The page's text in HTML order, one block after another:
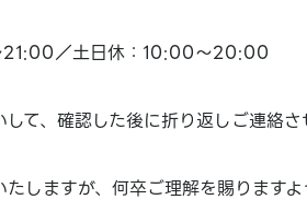
／土日休：10:00～20:00
て、確認した後に折り返しご連絡さ
しますが、何卒ご理解を賜りますよ